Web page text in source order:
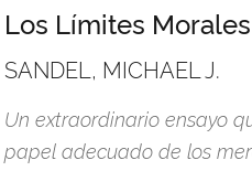
Los Límites
SANDEL, MICHAEL J.
Un extraordinario ensayo
papel adecuado de los